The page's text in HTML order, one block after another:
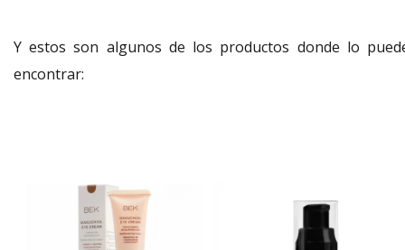
Y estos son algunos de los productos donde lo
encontrar: